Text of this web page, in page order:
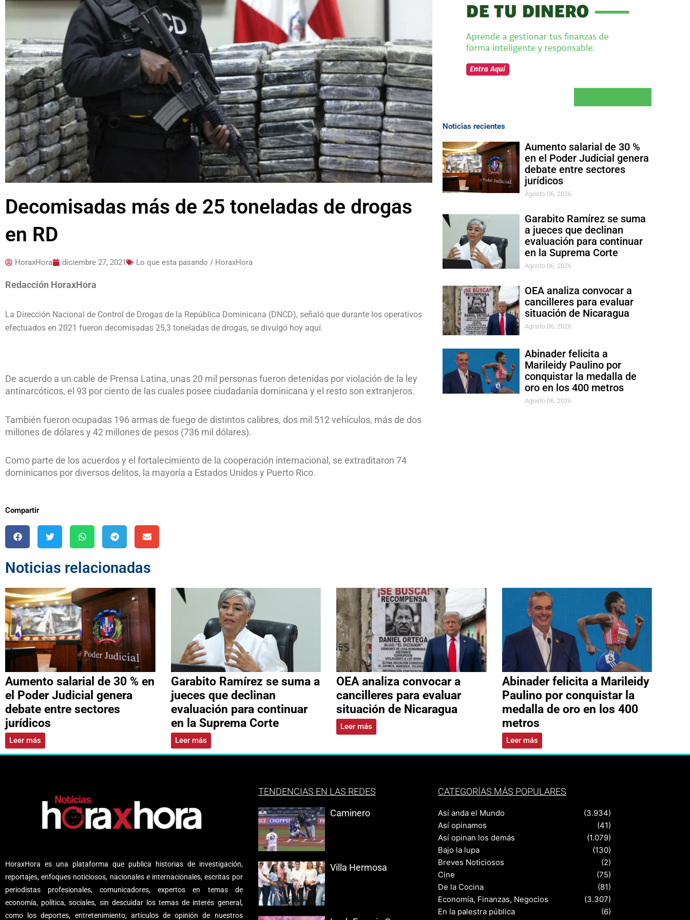
Decomisadas más de 25 toneladas de drogas
en RD
HoraxHora diciembre 27, 2021 Lo que esta pasando / HoraxHora
Redacción HoraxHora
La Dirección Nacional de Control de Drogas de la República Dominicana (DNCD), señaló que durante los operativos
efectuados en 2021 fueron decomisadas 25,3 toneladas de drogas, se divulgó hoy aquí.
De acuerdo a un cable de Prensa Latina, unas 20 mil personas fueron detenidas por violación de la ley
antinarcóticos, el 93 por ciento de las cuales posee ciudadanía dominicana y el resto son extranjeros.
También fueron ocupadas 196 armas de fuego de distintos calibres, dos mil 512 vehículos, más de dos
millones de dólares y 42 millones de pesos (736 mil dólares).
Como parte de los acuerdos y el fortalecimiento de la cooperación internacional, se extraditaron 74
dominicanos por diversos delitos, la mayoría a Estados Unidos y Puerto Rico.
Compartir
Noticias recientes
Aumento salarial de 30 %
en el Poder Judicial genera
debate entre sectores
jurídicos
Agosto 06, 2026
Garabito Ramírez se suma
a jueces que declinan
evaluación para continuar
en la Suprema Corte
Agosto 06, 2026
OEA analiza convocar a
cancilleres para evaluar
situación de Nicaragua
Agosto 06, 2026
Abinader felicita a
Marileidy Paulino por
conquistar la medalla de
oro en los 400 metros
Agosto 06, 2026
Noticias relacionadas
Aumento salarial de 30 % en
el Poder Judicial genera
debate entre sectores
jurídicos
Leer más
Garabito Ramírez se suma a
jueces que declinan
evaluación para continuar
en la Suprema Corte
Leer más
OEA analiza convocar a
cancilleres para evaluar
situación de Nicaragua
Leer más
Abinader felicita a Marileidy
Paulino por conquistar la
medalla de oro en los 400
metros
Leer más
HoraxHora es una plataforma que publica historias de investigación,
reportajes, enfoques noticiosos, nacionales e internacionales, escritas por
periodistas profesionales, comunicadores, expertos en temas de
economía, política, sociales, sin descuidar los temas de interés general,
como los deportes, entretenimiento, artículos de opinión de nuestros
TENDENCIAS EN LAS REDES
Caminero
Villa Hermosa
CATEGORÍAS MÁS POPULARES
Así anda el Mundo
(3.934)
Así opinamos
(41)
Así opinan los demás
(1.079)
Bajo la lupa
(130)
Breves Noticiosos
(2)
Cine
(75)
De la Cocina
(81)
Economía, Finanzas, Negocios
(3.307)
En la palestra pública
(6)